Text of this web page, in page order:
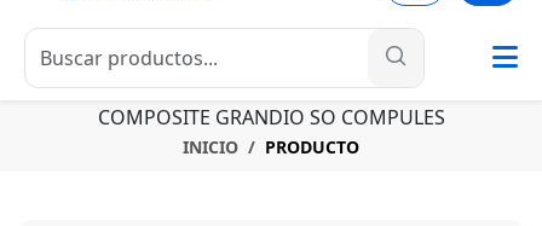
COMPOSITE GRANDIO SO COMPULES
INICIO PRODUCTO